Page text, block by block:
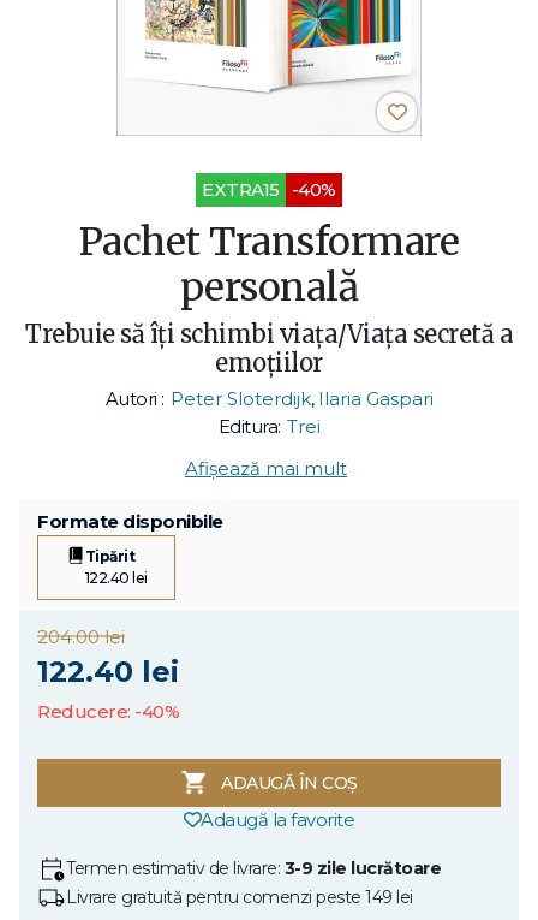
EXTRA15 -40%
Pachet Transformare
personală
Trebuie să îți schimbi viața/Viața secretă a
emoțiilor
Autori : Peter Sloterdijk, Ilaria Gaspari
Editura: Trei
Afișează mai mult
Formate disponibile
Tipărit
122.40 lei
204.00 lei
122.40 lei
Reducere: -40%
ADAUGĂ ÎN COȘ
Adaugă la favorite
Termen estimativ de livrare: 3-9 zile lucrătoare
Livrare gratuită pentru comenzi peste 149 lei